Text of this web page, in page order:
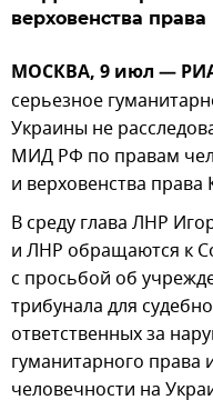
верховенства
МОСКВА, 9 июл —
серьезное
Украины не
МИД РФ по правам
и верховенства права
В среду глава ЛНР
и ЛНР обращаются к
с просьбой об
трибунала для
ответственных за
гуманитарного права
человечности на